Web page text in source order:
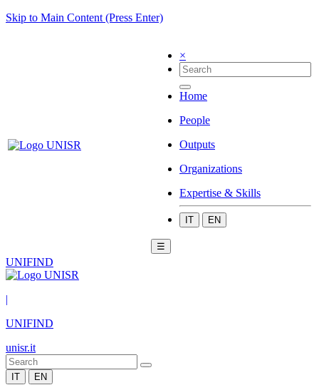
Skip to Main Content (Press Enter)
×
Home
People
Outputs
Organizations
Expertise & Skills
IT EN
☰
UNIFIND
|
UNIFIND
unisr.it
IT EN